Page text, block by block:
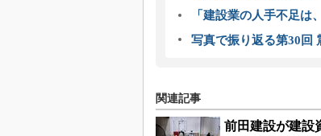
「建設業の人手不足
写真で振り返る第30回
関連記事
前田建設が建設